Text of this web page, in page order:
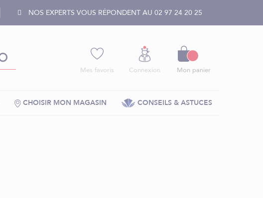
NOS EXPERTS VOUS RÉPONDENT AU 02 97 24 20 25
Mes favoris Connexion Mon panier
CONSEILS & ASTUCES
CHOISIR MON MAGASIN